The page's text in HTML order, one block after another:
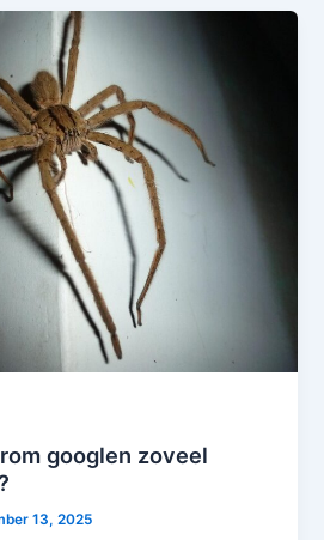
googlen zoveel
13, 2025